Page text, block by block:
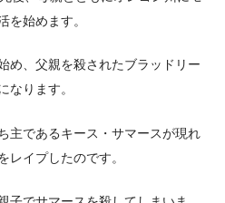
を始めます。
め、父親を殺されたブラッドリー
なります。
主であるキース・サマースが現れ
レイプしたのです。